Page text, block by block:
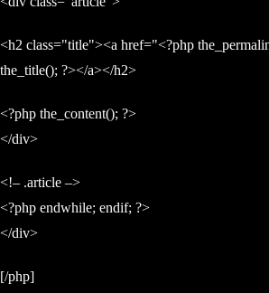
<h2 class="title"><a href="<?php
the_title(); ?></a></h2>
<?php the_content(); ?>
</div>
<!– .article –>
<?php endwhile; endif; ?>
</div>
[/php]